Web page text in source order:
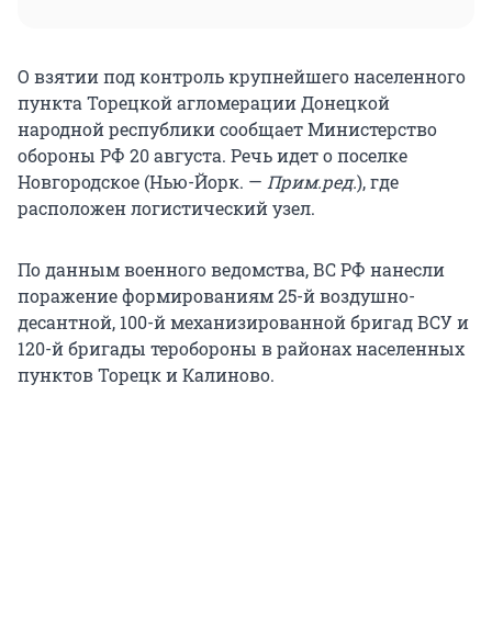
О взятии под контроль крупнейшего населенного
пункта Торецкой агломерации Донецкой
народной республики сообщает Министерство
обороны РФ 20 августа. Речь идет о поселке
Новгородское (Нью-Йорк. — Прим.ред.), где
расположен логистический узел.
По данным военного ведомства, ВС РФ нанесли
поражение формированиям 25-й воздушно-
десантной, 100-й механизированной бригад ВСУ и
120-й бригады теробороны в районах населенных
пунктов Торецк и Калиново.